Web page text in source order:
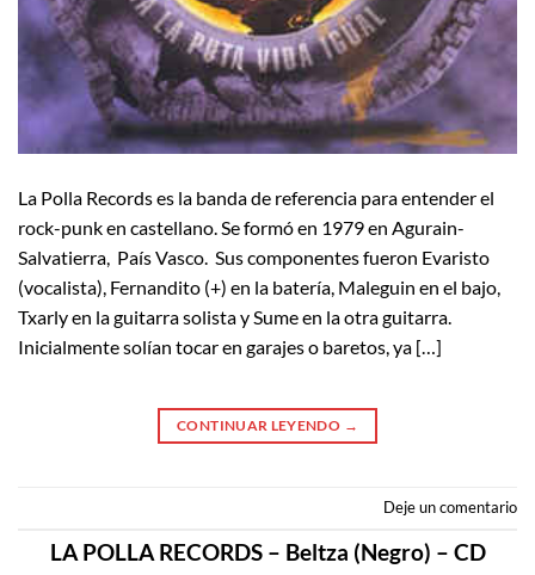
La Polla Records es la banda de referencia para entender el
rock-punk en castellano. Se formó en 1979 en Agurain-
Salvatierra, País Vasco. Sus componentes fueron Evaristo
(vocalista), Fernandito (+) en la batería, Maleguin en el bajo,
Txarly en la guitarra solista y Sume en la otra guitarra.
Inicialmente solían tocar en garajes o baretos, ya […]
CONTINUAR LEYENDO →
Deje un comentario
LA POLLA RECORDS – Beltza (Negro) – CD